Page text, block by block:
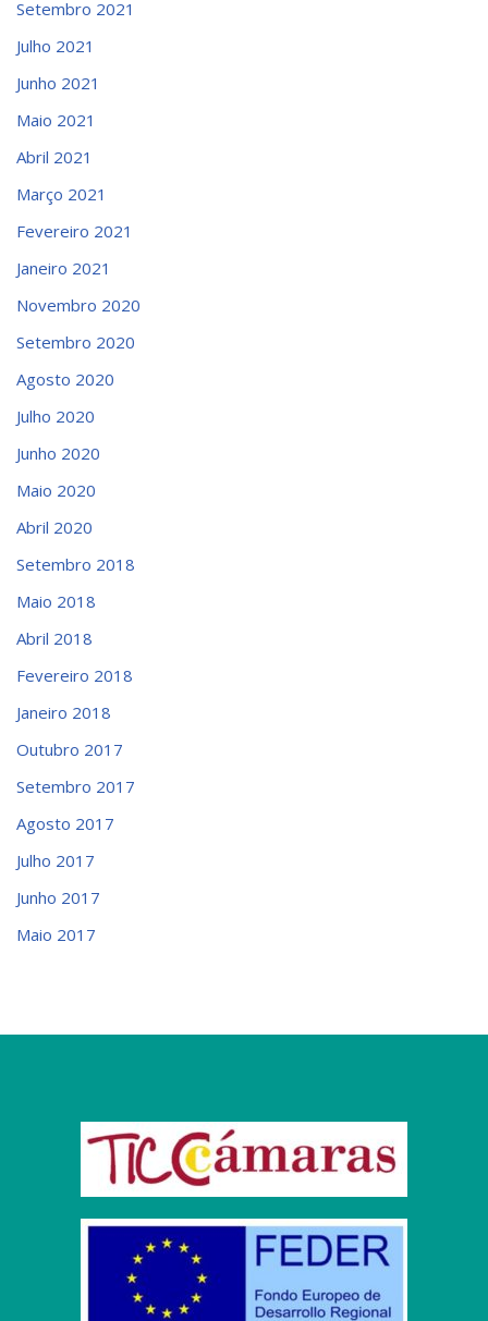
Setembro 2021
Julho 2021
Junho 2021
Maio 2021
Abril 2021
Março 2021
Fevereiro 2021
Janeiro 2021
Novembro 2020
Setembro 2020
Agosto 2020
Julho 2020
Junho 2020
Maio 2020
Abril 2020
Setembro 2018
Maio 2018
Abril 2018
Fevereiro 2018
Janeiro 2018
Outubro 2017
Setembro 2017
Agosto 2017
Julho 2017
Junho 2017
Maio 2017